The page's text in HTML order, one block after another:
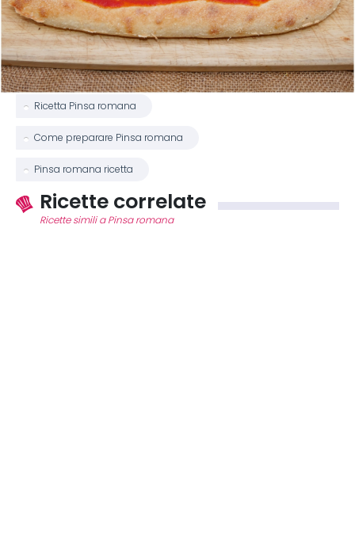
Ricetta Pinsa romana
Come preparare Pinsa romana
Pinsa romana ricetta
Ricette correlate
Ricette simili a Pinsa romana